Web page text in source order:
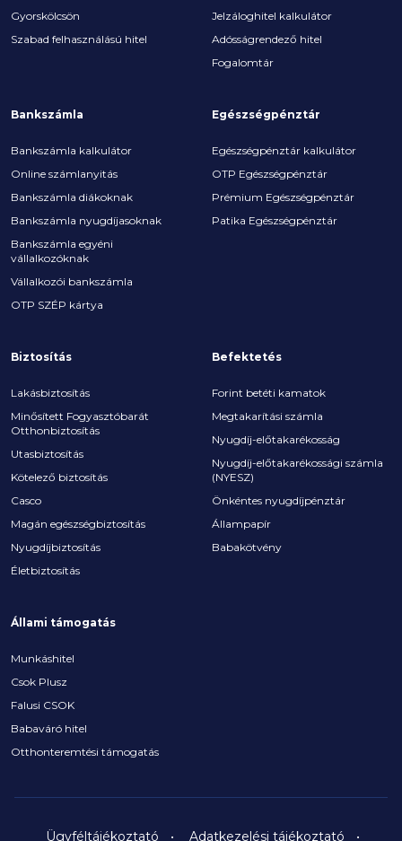
Gyorskölcsön
Szabad felhasználású hitel
Jelzáloghitel kalkulátor
Adósságrendező hitel
Fogalomtár
Bankszámla
Bankszámla kalkulátor
Online számlanyitás
Bankszámla diákoknak
Bankszámla nyugdíjasoknak
Bankszámla egyéni
vállalkozóknak
Vállalkozói bankszámla
OTP SZÉP kártya
Egészségpénztár
Egészségpénztár kalkulátor
OTP Egészségpénztár
Prémium Egészségpénztár
Patika Egészségpénztár
Biztosítás
Lakásbiztosítás
Minősített Fogyasztóbarát
Otthonbiztosítás
Utasbiztosítás
Kötelező biztosítás
Casco
Magán egészségbiztosítás
Nyugdíjbiztosítás
Életbiztosítás
Befektetés
Forint betéti kamatok
Megtakarítási számla
Nyugdíj-előtakarékosság
Nyugdíj-előtakarékossági számla
(NYESZ)
Önkéntes nyugdíjpénztár
Állampapír
Babakötvény
Állami támogatás
Munkáshitel
Csok Plusz
Falusi CSOK
Babaváró hitel
Otthonteremtési támogatás
Ügyféltájékoztató Adatkezelési tájékoztató